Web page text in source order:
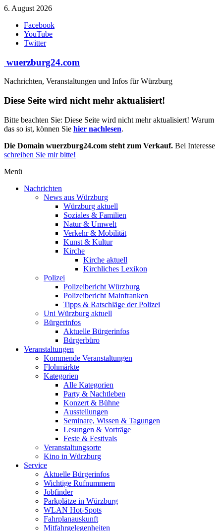
Zum
springen
6. August 2026
Facebook
YouTube
Twitter
wuerzburg24.com
Nachrichten, Veranstaltungen und Infos für Würzburg
Diese Seite wird nicht mehr aktualisiert!
Bitte beachten Sie: Diese Seite wird nicht mehr aktualisiert! Warum
das so ist, können Sie hier nachlesen.
Die Domain wuerzburg24.com steht zum Verkauf. Bei Interesse
schreiben Sie mir bitte!
Menü
Nachrichten
News aus Würzburg
Würzburg aktuell
Soziales & Familien
Natur & Umwelt
Verkehr & Mobilität
Kunst & Kultur
Kirche
Kirche aktuell
Kirchliches Lexikon
Polizei
Polizeibericht Würzburg
Polizeibericht Mainfranken
Tipps & Ratschläge der Polizei
Uni Würzburg aktuell
Bürgerinfos
Aktuelle Bürgerinfos
Bürgerbüro
Veranstaltungen
Kommende Veranstaltungen
Flohmärkte
Kategorien
Alle Kategorien
Party & Nachtleben
Konzert & Bühne
Ausstellungen
Seminare, Wissen & Tagungen
Lesungen & Vorträge
Feste & Festivals
Veranstaltungsorte
Kino in Würzburg
Service
Aktuelle Bürgerinfos
Wichtige Rufnummern
Jobfinder
Parkplätze in Würzburg
WLAN Hot-Spots
Fahrplanauskunft
Mitfahrgelegenheiten